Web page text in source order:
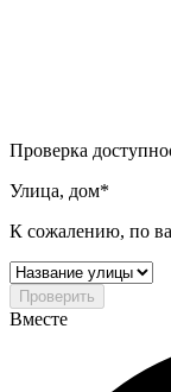
Проверка
Улица, дом*
К сожалению, по
Проверить
Вместе